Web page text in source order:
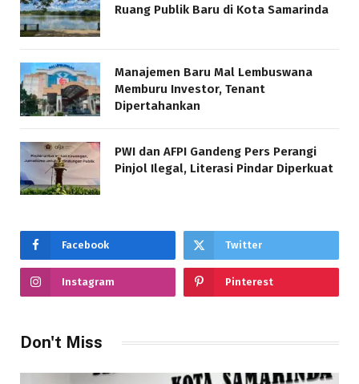
Ruang Publik Baru di Kota Samarinda
Manajemen Baru Mal Lembuswana
Memburu Investor, Tenant
Dipertahankan
PWI dan AFPI Gandeng Pers Perangi
Pinjol Ilegal, Literasi Pindar Diperkuat
Facebook Twitter
Instagram Pinterest
Don't Miss